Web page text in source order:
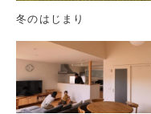
冬のはじまり